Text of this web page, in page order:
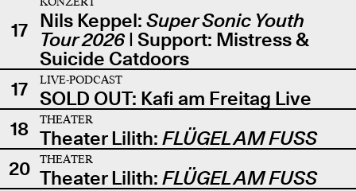
17 Nils Keppel: Super Sonic Youth
Tour 2026| Support: Mistress &
Suicide Catdoors
17
LIVE-PODCAST
SOLD OUT: Kafi am Freitag Live
18
THEATER
Theater Lilith: FLÜGEL AM FUSS
20
THEATER
Theater Lilith: FLÜGEL AM FUSS